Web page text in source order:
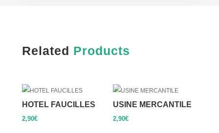
Related Products
HOTEL FAUCILLES
2,90€
USINE MERCANTILE
2,90€